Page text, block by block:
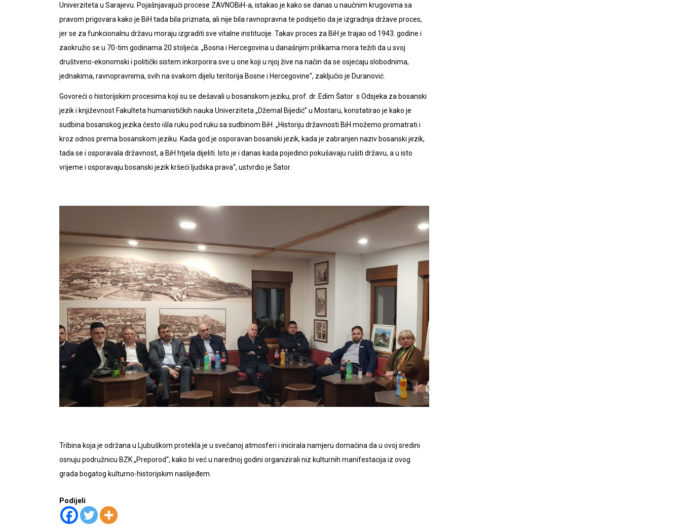
Univerziteta u Sarajevu. Pojašnjavajući procese ZAVNOBiH-a, istakao je kako se danas u naučnim krugovima sa
pravom prigovara kako je BiH tada bila priznata, ali nije bila ravnopravna te podsjetio da je izgradnja države proces,
jer se za funkcionalnu državu moraju izgraditi sve vitalne institucije. Takav proces za BiH je trajao od 1943. godine i
zaokružio se u 70-tim godinama 20 stoljeća. „Bosna i Hercegovina u današnjim prilikama mora težiti da u svoj
društveno-ekonomski i politički sistem inkorporira sve u one koji u njoj žive na način da se osjećaju slobodnima,
jednakima, ravnopravnima, svih na svakom dijelu teritorija Bosne i Hercegovine“, zaključio je Duranović.
Govoreći o historijskim procesima koji su se dešavali u bosanskom jeziku, prof. dr. Edim Šator s Odsjeka za bosanski
jezik i književnost Fakulteta humanističkih nauka Univerziteta „Džemal Bijedić” u Mostaru, konstatirao je kako je
sudbina bosanskog jezika često išla ruku pod ruku sa sudbinom BiH. „Historiju državnosti BiH možemo promatrati i
kroz odnos prema bosanskom jeziku. Kada god je osporavan bosanski jezik, kada je zabranjen naziv bosanski jezik,
tada se i osporavala državnost, a BiH htjela dijeliti. Isto je i danas kada pojedinci pokušavaju rušiti državu, a u isto
vrijeme i osporavaju bosanski jezik kršeći ljudska prava“, ustvrdio je Šator.
Tribina koja je održana u Ljubuškom protekla je u svečanoj atmosferi i inicirala namjeru domaćina da u ovoj sredini
osnuju podružnicu BZK „Preporod“, kako bi već u narednoj godini organizirali niz kulturnih manifestacija iz ovog
grada bogatog kulturno-historijskim naslijeđem.
Podijeli